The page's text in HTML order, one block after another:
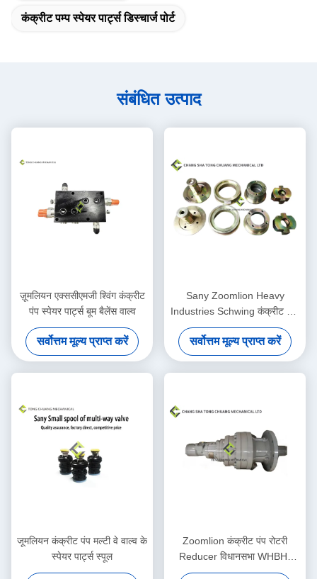
कंक्रीट पम्प स्पेयर पार्ट्स डिस्चार्ज पोर्ट
संबंधित उत्पाद
ज़ूमलियन एक्ससीएमजी श्विंग कंक्रीट
पंप स्पेयर पार्ट्स बूम बैलेंस वाल्व
सर्वोत्तम मूल्य प्राप्त करें
Sany Zoomlion Heavy
Industries Schwing कंक्रीट पम्प
पार्ट्स कंक्रीट पिस्टन असेंबली
सर्वोत्तम मूल्य प्राप्त करें
जूमलियन कंक्रीट पंप मल्टी वे वाल्व के
स्पेयर पार्ट्स स्पूल
Zoomlion कंक्रीट पंप रोटरी
Reducer विधानसभा WHBH-
100C 1030201124